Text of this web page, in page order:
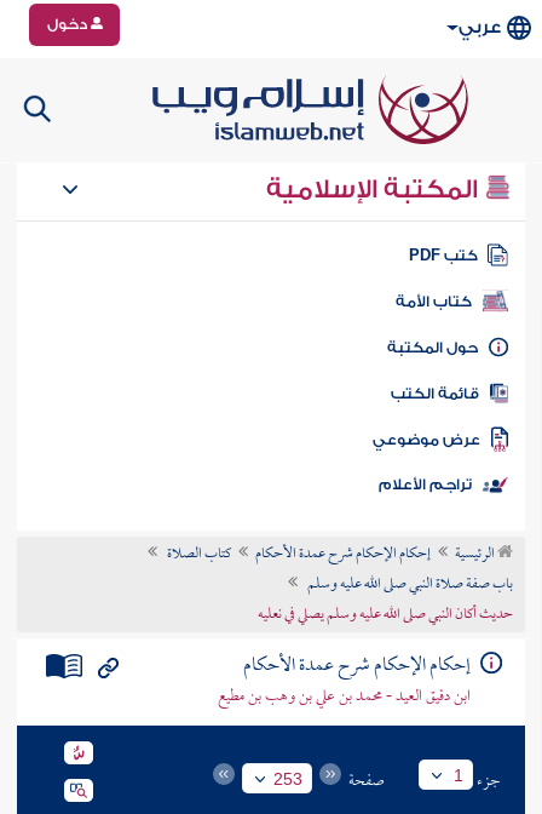
عربي دخول
المكتبة الإسلامية
كتب PDF
كتاب الأمة
المكتبة
الكتب
موضوعي
تراجم الأعلام
الرئيسية إحكام الإحكام شرح عمدة الأحكام
كتاب الصلاة
باب صفة صلاة النبي صلى الله عليه وسلم
حديث أكان النبي صلى الله عليه وسلم يصلي في نعليه
إحكام الإحكام شرح عمدة الأحكام
ابن دقيق العيد - محمد بن علي بن وهب بن مطيع
جزء 1 صفحة 253